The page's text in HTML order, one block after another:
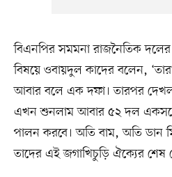
বিএনপির সমমনা রাজনৈতিক
বিষয়ে ওবায়দুল কাদের বলেন,
আবার বলে এক দফা। তারপর
এখন শুনলাম আবার ৫২ দল
পালন করবে। অতি বাম, অতি ডান
তাদের এই জগাখিচুড়ি ঐক্যের শেষ